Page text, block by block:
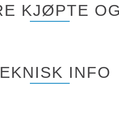
KJØPTE
INFO